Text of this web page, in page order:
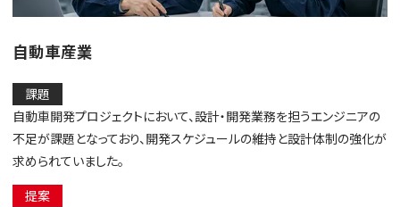
自動車産業
課題
自動車開発プロジェクトにおいて、設計・開発業務を担うエンジニアの
不足が課題となっており、開発スケジュールの維持と設計体制の強化が
求められていました。
提案